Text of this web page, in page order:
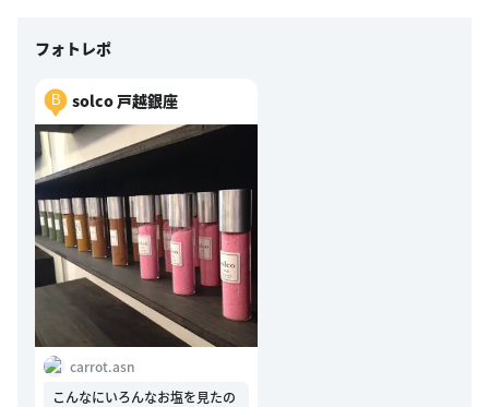
フォトレポ
B solco 戸越銀座
carrot.asn
こんなにいろんなお塩を見たの